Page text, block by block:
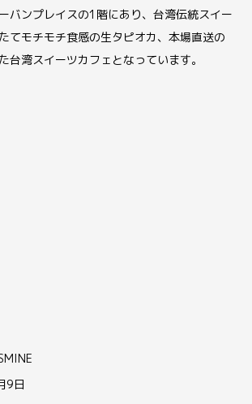
バンプレイスの1階にあり、台湾伝統スイー
てモチモチ食感の生タピオカ、本場直送の
台湾スイーツカフェとなっています。
9日